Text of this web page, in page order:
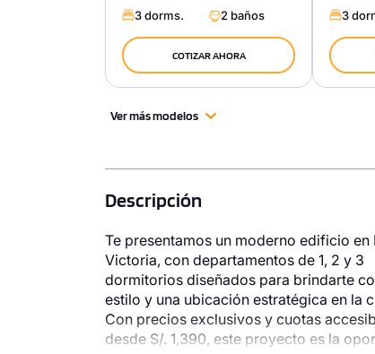
3 dorms.
2 baños
COTIZAR AHORA
3
Ver más modelos
3 unidades disponibles
Desde
S/ 651,019
Descripción
Te presentamos un moderno edificio en
Victoria, con departamentos de 1, 2 y 3
dormitorios diseñados para brindarte
estilo y una ubicación estratégica en la
Con precios exclusivos y cuotas
desde S/. 1,390, este proyecto es la